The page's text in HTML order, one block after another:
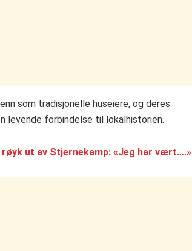
som tradisjonelle huseiere, og deres
levende forbindelse til lokalhistorien.
ut av Stjernekamp: «Jeg har vært….»